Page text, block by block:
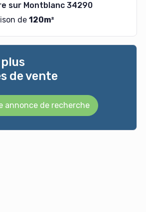
sur Montblanc 34290
de 120m²
de vente
annonce de recherche